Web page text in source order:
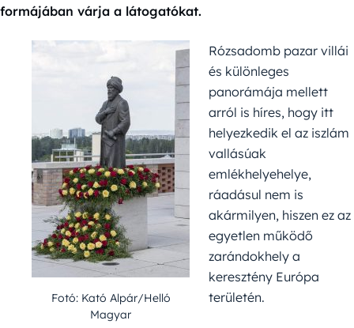
formájában várja a látogatókat.
Fotó: Kató Alpár/Helló
Magyar
Rózsadomb pazar villái
és különleges
panorámája mellett
arról is híres, hogy itt
helyezkedik el az iszlám
vallásúak
emlékhelyehelye,
ráadásul nem is
akármilyen, hiszen ez az
egyetlen működő
zarándokhely a
keresztény Európa
területén.